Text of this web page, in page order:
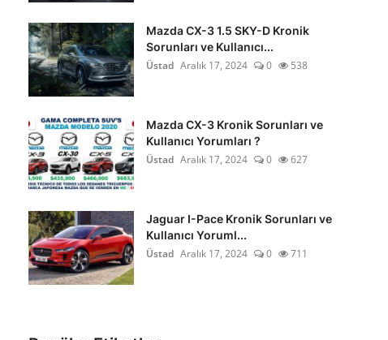
Mazda CX-3 1.5 SKY-D Kronik
Sorunları ve Kullanıcı...
Üstad Aralık 17, 2024 0 538
Mazda CX-3 Kronik Sorunları ve
Kullanıcı Yorumları ?
Üstad Aralık 17, 2024 0 627
Jaguar I-Pace Kronik Sorunları ve
Kullanıcı Yoruml...
Üstad Aralık 17, 2024 0 711